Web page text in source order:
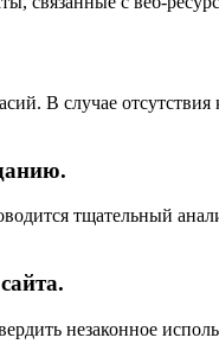
В случае
тщательный
незаконное